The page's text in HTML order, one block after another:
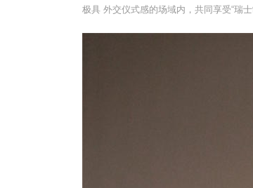
极具 外交仪式感的场域内，共同享受“瑞